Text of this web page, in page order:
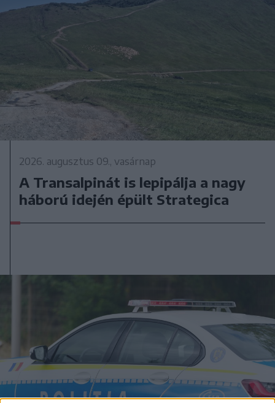
2026. augusztus 09., vasárnap
A Transalpinát is lepipálja a nagy
háború idején épült Strategica